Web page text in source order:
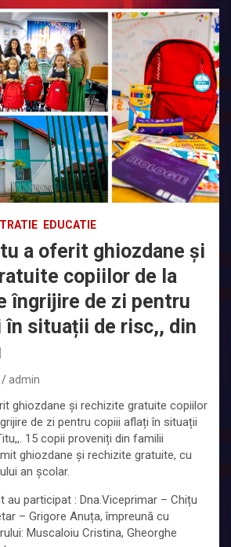
EDUCATIE
a oferit ghiozdane și
copiilor de la
îngrijire de zi pentru
situații de risc,, din
admin
ghiozdane și rechizite gratuite copiilor
de zi pentru copiii aflați în situații
15 copii proveniți din familii
ghiozdane și rechizite gratuite, cu
an școlar.
au participat : Dna.Viceprimar – Chițu
– Grigore Anuța, împreună cu
Muscaloiu Cristina, Gheorghe